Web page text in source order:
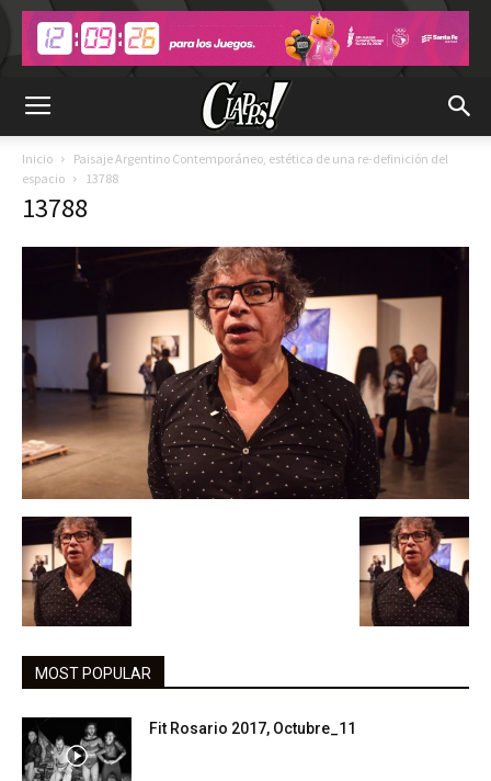
Inicio
Paisaje Argentino Contemporáneo, estética de una re-definición del
espacio
13788
13788
MOST POPULAR
Fit Rosario 2017, Octubre_11